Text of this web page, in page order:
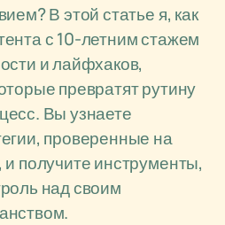
В этой статье я, как
с 10-летним стажем
и лайфхаков,
превратят рутину
Вы узнаете
проверенные на
получите инструменты,
над своим